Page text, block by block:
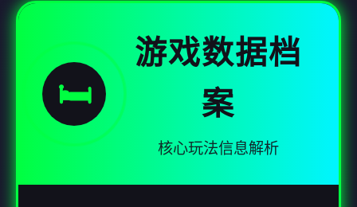
🛏️
游戏数据档
案
核心玩法信息解析